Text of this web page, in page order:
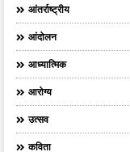
आंतर्राष्ट्रीय
आंदोलन
आध्यात्मिक
आरोग्य
उत्सव
कविता